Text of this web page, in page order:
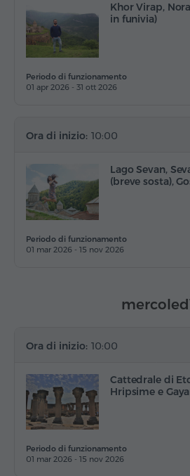
Khor Virap,
in funivia)
Periodo di funzionamento
01 apr 2026 - 31 ott 2026
Lago Sevan,
(breve sosta),
Ora di inizio: 10:00
Periodo di funzionamento
01 mar 2026 - 15 nov 2026
Cattedrale di
Hripsime e
Ora di inizio: 10:00
Periodo di funzionamento
01 mar 2026 - 15 nov 2026